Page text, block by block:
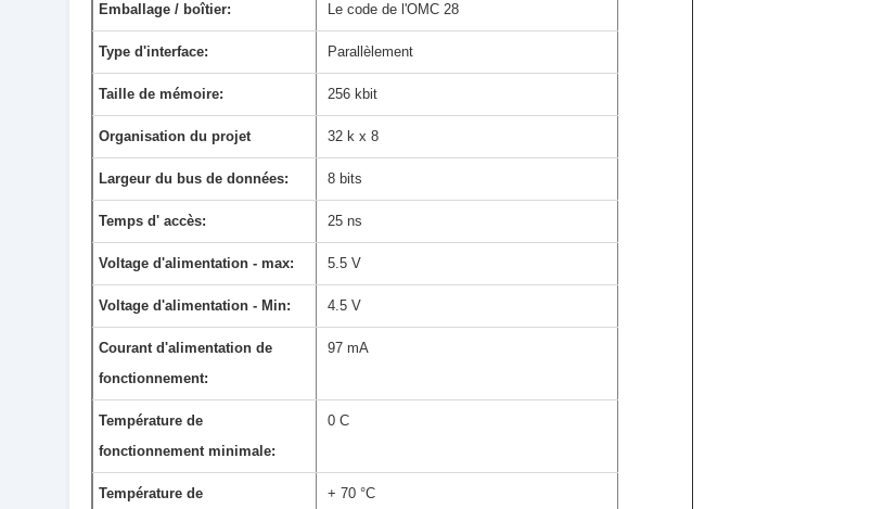
Emballage / boîtier: Le code de l'OMC 28
Type d'interface: Parallèlement
Taille de mémoire: 256 kbit
Organisation du projet 32 k x 8
Largeur du bus de données: 8 bits
Temps d' accès: 25 ns
Voltage d'alimentation - max: 5.5 V
Voltage d'alimentation - Min: 4.5 V
Courant d'alimentation de
fonctionnement:
97 mA
Température de
fonctionnement minimale:
0 C
Température de
+ 70 °C